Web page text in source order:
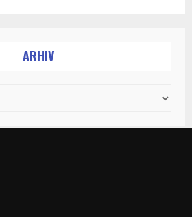
ARHIV